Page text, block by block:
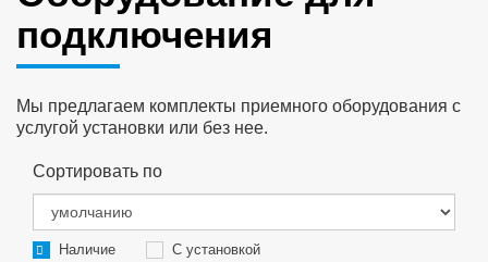
подключения
Мы предлагаем комплекты приемного оборудования с
услугой установки или без нее.
Сортировать по
Наличие С установкой